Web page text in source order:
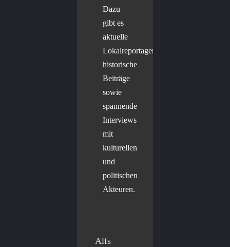
Dazu
gibt es
aktuelle
Lokalreportagen,
historische
Beiträge
sowie
spannende
Interviews
mit
kulturellen
und
politischen
Akteuren.
Alfs